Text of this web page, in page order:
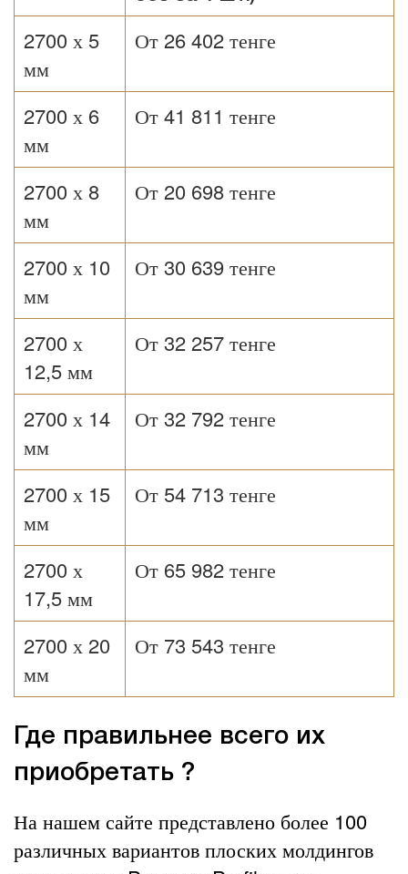
2700 х 5
мм
От 26 402 тенге
2700 х 6
мм
От 41 811 тенге
2700 х 8
мм
От 20 698 тенге
2700 х 10
мм
От 30 639 тенге
2700 х
12,5 мм
От 32 257 тенге
2700 х 14
мм
От 32 792 тенге
2700 х 15
мм
От 54 713 тенге
2700 х
17,5 мм
От 65 982 тенге
2700 х 20
мм
От 73 543 тенге
Где правильнее всего их
приобретать ?
На нашем сайте представлено более 100
различных вариантов плоских молдингов